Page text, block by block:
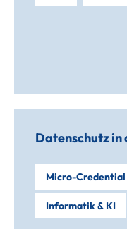
Datenschutz in
Micro-Credential
Informatik & KI